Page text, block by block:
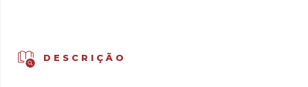
DESCRIÇÃO